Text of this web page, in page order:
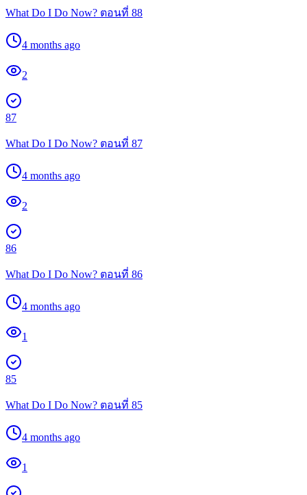
What Do I Do Now? ตอนที่ 88
4 months ago
2
87
What Do I Do Now? ตอนที่ 87
4 months ago
2
86
What Do I Do Now? ตอนที่ 86
4 months ago
1
85
What Do I Do Now? ตอนที่ 85
4 months ago
1